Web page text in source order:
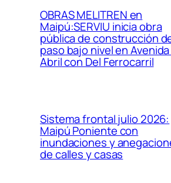
OBRAS MELITREN en
Maipú:SERVIU inicia obra
pública de construcción
paso bajo nivel en
Abril con Del Ferrocarril
Sistema frontal julio 2026:
Maipú Poniente con
inundaciones y
de calles y casas